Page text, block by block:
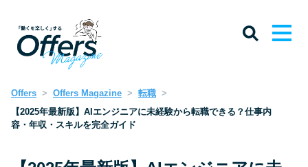
Offers Offers Magazine
転職
【2025年最新版】AIエンジニアに未経験から転職できる？仕事内
容・年収・スキルを完全ガイド